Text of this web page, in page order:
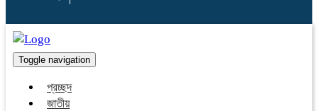
Toggle navigation
প্রচ্ছদ
জাতীয়